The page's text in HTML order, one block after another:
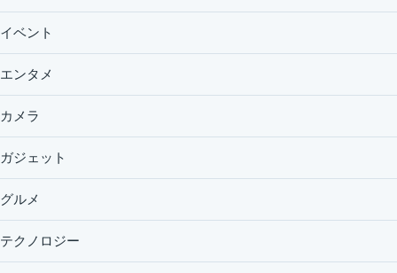
イベント
エンタメ
カメラ
ガジェット
グルメ
テクノロジー